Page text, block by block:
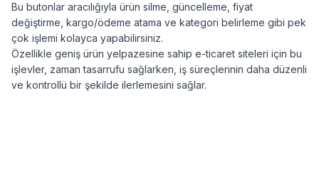
Bu butonlar aracılığıyla ürün silme, güncelleme, fiyat
değiştirme, kargo/ödeme atama ve kategori belirleme gibi pek
çok işlemi kolayca yapabilirsiniz.
Özellikle geniş ürün yelpazesine sahip e-ticaret siteleri için bu
işlevler, zaman tasarrufu sağlarken, iş süreçlerinin daha düzenli
ve kontrollü bir şekilde ilerlemesini sağlar.